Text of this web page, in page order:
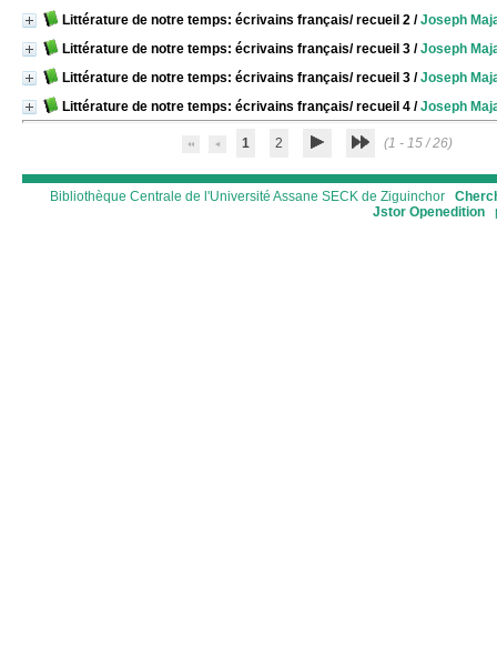
Littérature de notre temps: écrivains français/ recueil 2 /Joseph
Littérature de notre temps: écrivains français/ recueil 3 /Joseph
Littérature de notre temps: écrivains français/ recueil 3 /Joseph
Littérature de notre temps: écrivains français/ recueil 4 /Joseph
1 2 (1 - 15 / 26)
Bibliothèque Centrale de l'Université Assane SECK de Ziguinchor
Jstor Openedition